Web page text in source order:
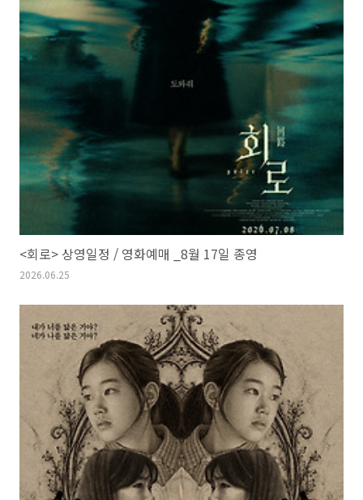
<회로> 상영일정 / 영화예매 _8월 17일 종영
2026.06.25